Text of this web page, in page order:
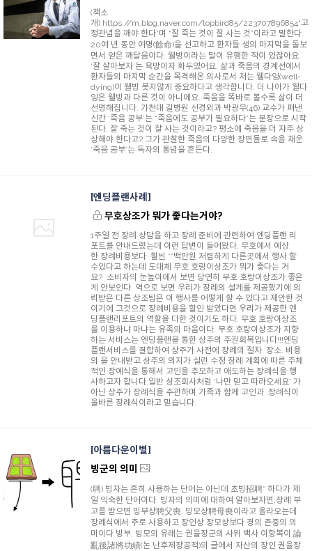
(책소
개) https://m.blog.naver.com/topbird85/223707896854“고
정관념을 깨야 한다”며 “잘 죽는 것이 잘 사는 것”이라고 말한다.
20여 년 동안 여명(餘命)을 선고하고 환자들 생의 마지막을 돌보
면서 얻은 깨달음이다. 웰빙이라는 말이 유행한 적이 있잖아요.
‘잘 살아보자’는 욕망이자 화두였어요. 삶과 죽음의 경계선에서
환자들의 마지막 순간을 목격해온 의사로서 저는 웰다잉(well-
dying)이 웰빙 못지않게 중요하다고 생각합니다. 더 나아가 웰다
잉은 웰빙과 다른 것이 아니에요. 죽음을 똑바로 볼수록 삶이 더
선명해집니다. 가천대 길병원 신경외과 박광우(46) 교수가 펴낸
신간 ‘죽음 공부’는 “죽음에도 공부가 필요하다”는 문장으로 시작
된다. 잘 죽는 것이 잘 사는 것이라고? 평소에 죽음을 더 자주 상
상해야 한다고? 그가 관찰한 죽음의 다양한 장면들로 속을 채운
‘죽음 공부’는 독자의 통념을 흔든다.
엔딩플랜사례
무호상조가 뭐가 좋다는거야?
1주일 전 장례 상담을 하고 장례 준비에 관련하여 엔딩플랜 리
포트를 안내드렸는데 이런 답변이 들어왔다. 무호에서 예상
한 장례비용보다 훨씬 **백만원 저렴하게 다른곳에서 행사 할
수있다고 하는데 도대체 무호 호랑이상조가 뭐가 좋다는 거
요? 소비자의 눈높이에서 보면 당연히 무호 호랑이상조가 좋은
게 안보인다. 역으로 보면 우리가 장례의 설계를 제공했기에 의
뢰받은 다른 상조팀은 이 행사를 어떻게 할 수 있다고 제안한 것
이기에 그것으로 장례비용을 할인 받았다면 우리가 제공한 엔
딩플랜리포트의 역할을 다한 것이기도 하다. 무호 호랑이상조
를 이용하냐 마냐는 유족의 마음이다. 무호 호랑이상조가 지향
하는 서비스는 엔딩플랜을 통한 상주의 주권회복입니다!!!엔딩
플랜서비스를 결합하여 상주가 사전에 장례의 절차. 장소. 비용
의 을 안내받고 상주의 의지가 실린 수정 장례 계획에 따른 주체
적인 장예식을 통해서 고인을 추모하고 애도하는 장례식을 행
사하고자 합니다.일반 상조회사처럼 '나만 믿고 따라오세요' 가
아닌 상주가 장례식을 주관하며 가족과 함께 고인과 장례식이
올바른 장례식이라고 믿습니다.
아름다운이별
빙군의 의미
(聘) 빙자는 흔히 사용하는 단어는 아닌데 초빙招聘* 하다가 제
일 익숙한 단어이다. 빙자의 의미에 대하여 알아보자면,장례 부
고를 받으면 빙부상聘父喪. 빙모상聘母喪이라고 올라오는데
장례식에서 주로 사용하고 장인상 장모상보다 경의 존중의 의
미이다.빙부, 빙모의 유래는 권율장군의 사위 백사 이항복이 論
亂後諸將功績(논 난후제장공적)의 글에서 자산의 장인 권율장